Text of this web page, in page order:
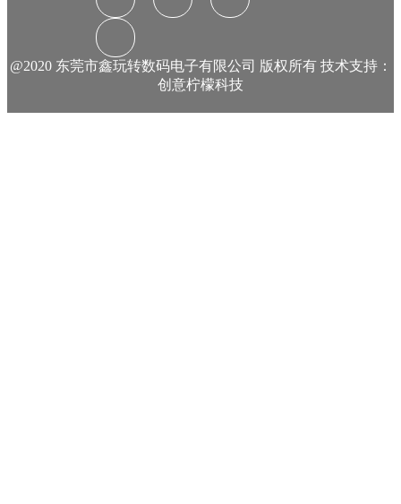
@2020 东莞市鑫玩转数码电子有限公司 版权所有 技术支持：
创意柠檬科技